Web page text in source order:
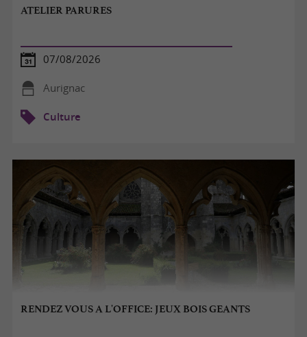
ATELIER PARURES
07/08/2026
Aurignac
Culture
RENDEZ VOUS A L'OFFICE: JEUX BOIS GEANTS